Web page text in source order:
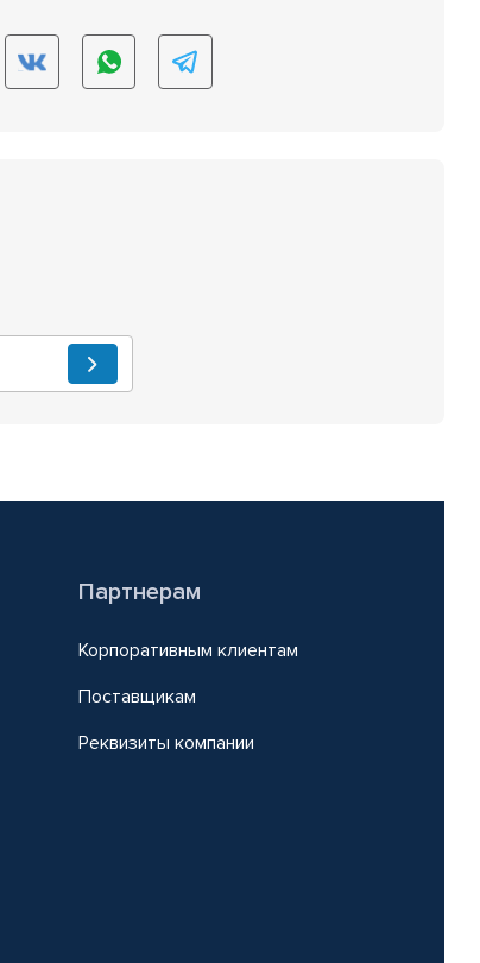
Партнерам
Корпоративным клиентам
Поставщикам
Реквизиты компании